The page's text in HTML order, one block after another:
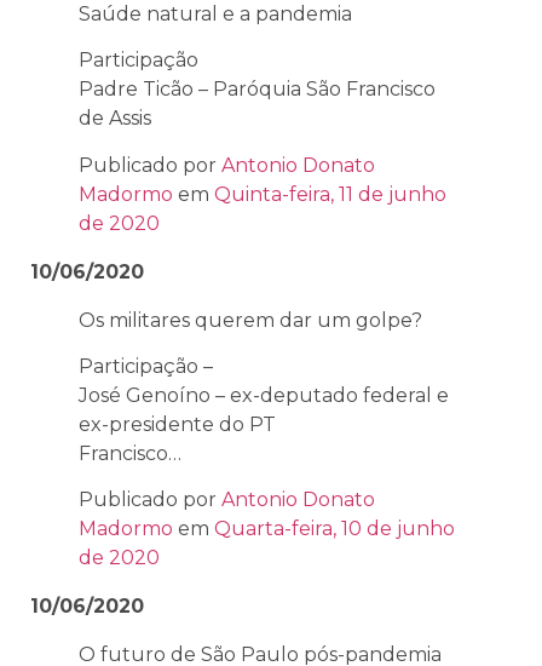
Saúde natural e a pandemia
Participação
Padre Ticão – Paróquia São Francisco
de Assis
Publicado por Antonio Donato
Madormo em Quinta-feira, 11 de junho
de 2020
10/06/2020
Os militares querem dar um golpe?
Participação –
José Genoíno – ex-deputado federal e
ex-presidente do PT
Francisco…
Publicado por Antonio Donato
Madormo em Quarta-feira, 10 de junho
de 2020
10/06/2020
O futuro de São Paulo pós-pandemia